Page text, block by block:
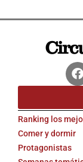
Ranking los
Comer y dormir
Protagonistas